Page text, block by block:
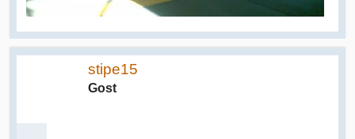
stipe15
Gost